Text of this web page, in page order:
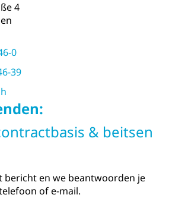
4
0
39
& beitsen
bericht en we beantwoorden je
of e-mail.